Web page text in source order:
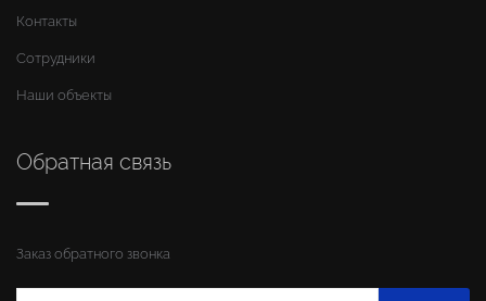
Контакты
Сотрудники
Наши объекты
Обратная связь
Заказ обратного звонка